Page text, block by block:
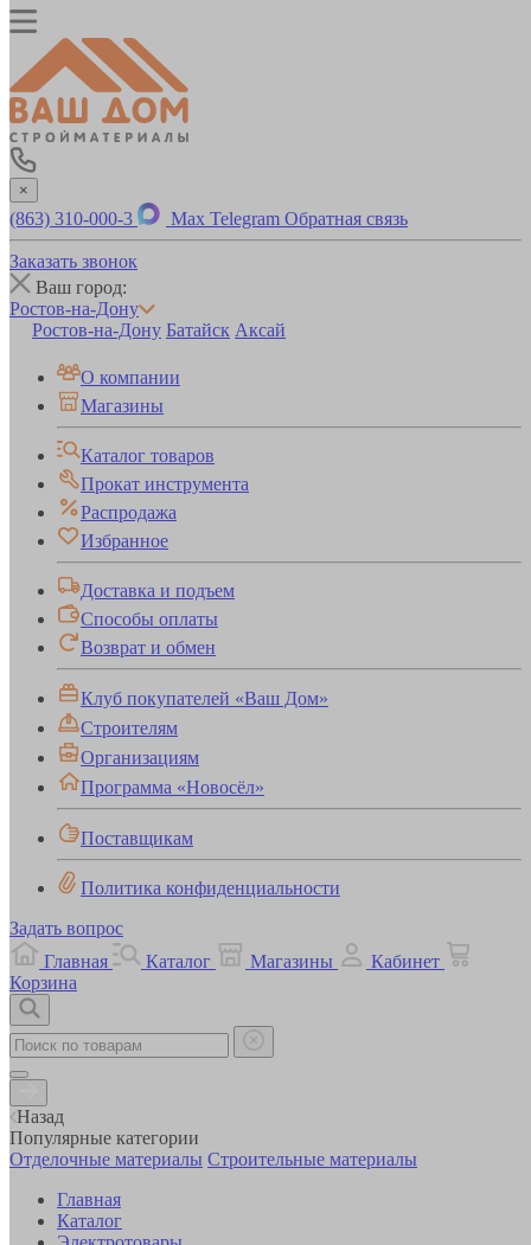
×
(863) 310-000-3 Max Telegram Обратная связь
Заказать звонок
Ваш город:
Ростов-на-Дону
Ростов-на-Дону Батайск Аксай
О компании
Магазины
Каталог товаров
Прокат инструмента
Распродажа
Избранное
Доставка и подъем
Способы оплаты
Возврат и обмен
Клуб покупателей «Ваш Дом»
Строителям
Организациям
Программа «Новосёл»
Поставщикам
Политика конфиденциальности
Задать вопрос
Главная
Каталог Магазины
Кабинет
Корзина
Назад
Популярные категории
Отделочные материалы Строительные материалы
Главная
Каталог